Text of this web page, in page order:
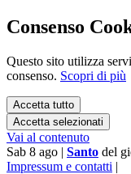
Consenso
Questo sito utilizza
consenso. Scopri di più
Accetta tutto
Accetta selezionati
Vai al contenuto
Sab 8 ago | Santo del
Impressum e contatti |